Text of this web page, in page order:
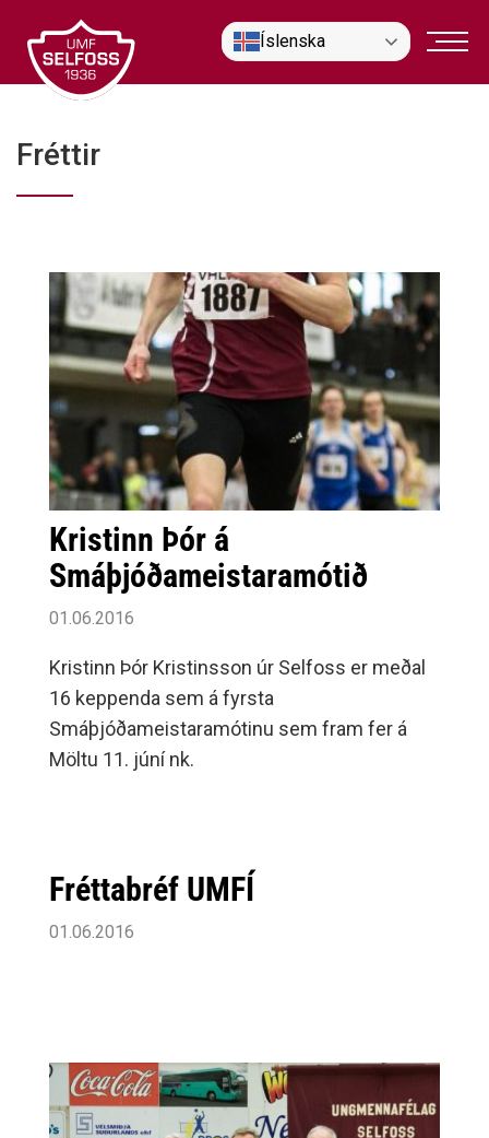
efni
Íslenska
Fréttir
Kristinn Þór á
Smáþjóðameistaramótið
01.06.2016
Kristinn Þór Kristinsson úr Selfoss er meðal
16 keppenda sem á fyrsta
Smáþjóðameistaramótinu sem fram fer á
Möltu 11. júní nk.
Fréttabréf UMFÍ
01.06.2016